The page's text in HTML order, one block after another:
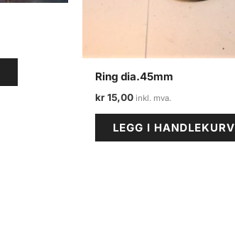
Ring dia.45mm
kr15,00
LEGG I HANDLEKURV